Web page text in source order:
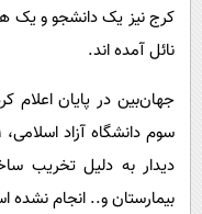
کرج نیز یک دانشجو و
نائل آمده اند.
دیدار به دلیل تخریب
بیمارستان و.. انجام نشده